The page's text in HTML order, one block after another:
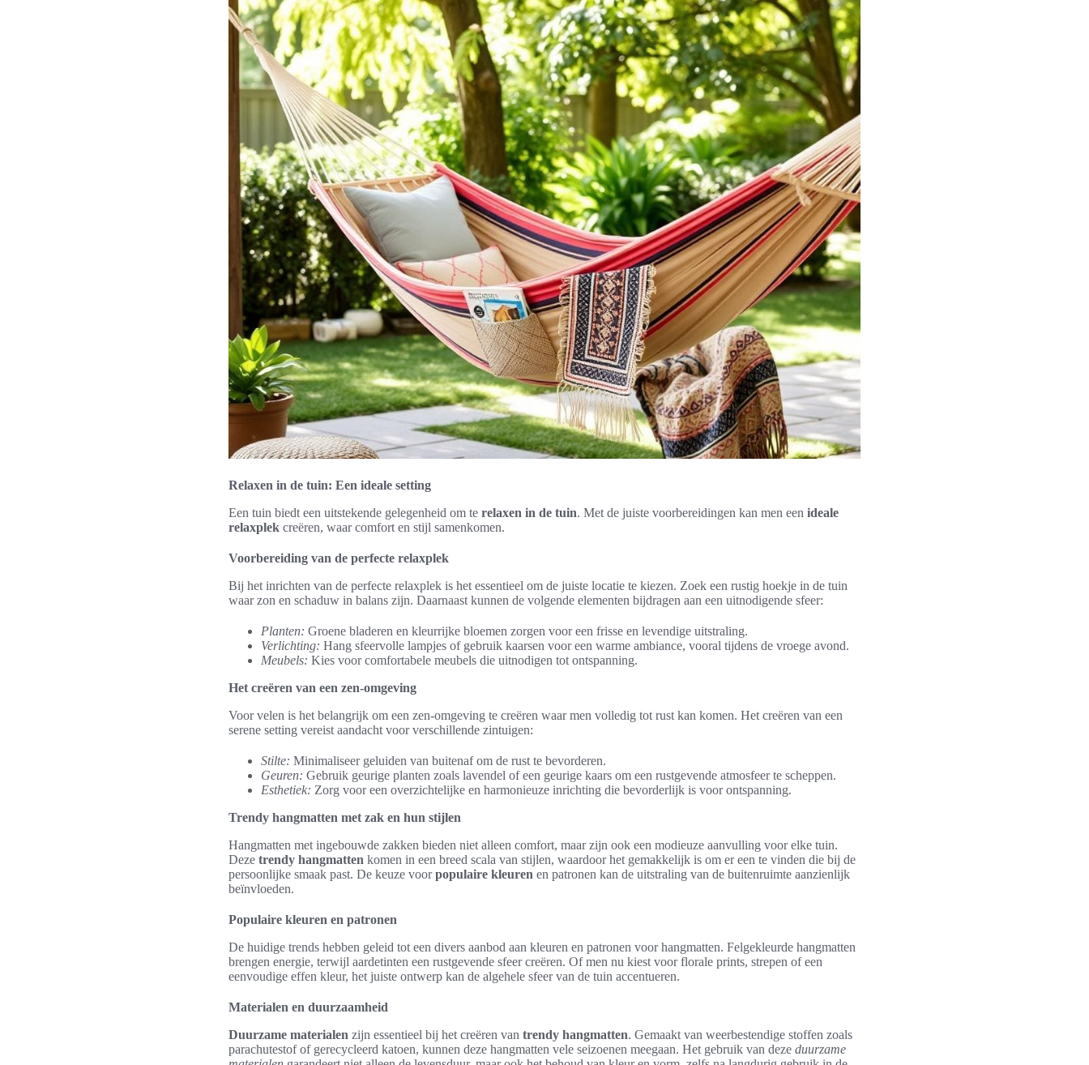
Relaxen in de tuin: Een ideale setting
Een tuin biedt een uitstekende gelegenheid om te relaxen in de tuin. Met de juiste voorbereidingen kan men een ideale
relaxplek creëren, waar comfort en stijl samenkomen.
Voorbereiding van de perfecte relaxplek
Bij het inrichten van de perfecte relaxplek is het essentieel om de juiste locatie te kiezen. Zoek een rustig hoekje in de tuin
waar zon en schaduw in balans zijn. Daarnaast kunnen de volgende elementen bijdragen aan een uitnodigende sfeer:
Planten: Groene bladeren en kleurrijke bloemen zorgen voor een frisse en levendige uitstraling.
Verlichting: Hang sfeervolle lampjes of gebruik kaarsen voor een warme ambiance, vooral tijdens de vroege avond.
Meubels: Kies voor comfortabele meubels die uitnodigen tot ontspanning.
Het creëren van een zen-omgeving
Voor velen is het belangrijk om een zen-omgeving te creëren waar men volledig tot rust kan komen. Het creëren van een
serene setting vereist aandacht voor verschillende zintuigen:
Stilte: Minimaliseer geluiden van buitenaf om de rust te bevorderen.
Geuren: Gebruik geurige planten zoals lavendel of een geurige kaars om een rustgevende atmosfeer te scheppen.
Esthetiek: Zorg voor een overzichtelijke en harmonieuze inrichting die bevorderlijk is voor ontspanning.
Trendy hangmatten met zak en hun stijlen
Hangmatten met ingebouwde zakken bieden niet alleen comfort, maar zijn ook een modieuze aanvulling voor elke tuin.
Deze trendy hangmatten komen in een breed scala van stijlen, waardoor het gemakkelijk is om er een te vinden die bij de
persoonlijke smaak past. De keuze voorpopulaire kleuren en patronen kan de uitstraling van de buitenruimte aanzienlijk
beïnvloeden.
Populaire kleuren en patronen
De huidige trends hebben geleid tot een divers aanbod aan kleuren en patronen voor hangmatten. Felgekleurde hangmatten
brengen energie, terwijl aardetinten een rustgevende sfeer creëren. Of men nu kiest voor florale prints, strepen of een
eenvoudige effen kleur, het juiste ontwerp kan de algehele sfeer van de tuin accentueren.
Materialen en duurzaamheid
Duurzame materialen zijn essentieel bij het creëren van trendy hangmatten. Gemaakt van weerbestendige stoffen zoals
parachutestof of gerecycleerd katoen, kunnen deze hangmatten vele seizoenen meegaan. Het gebruik van deze duurzame